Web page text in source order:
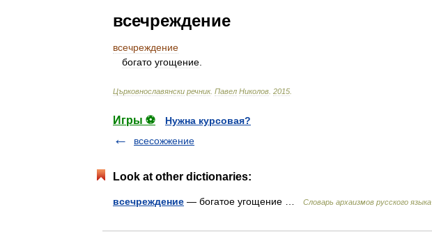
всечреждение
всечреждение
богато угощение
Църковнославянски речник. Павел Николов 2015
Игры ⚽
Нужна курсовая?
всесожжение
Look at other dictionaries:
всечреждение — богатое угощение … Cловарь архаизмов русского языка